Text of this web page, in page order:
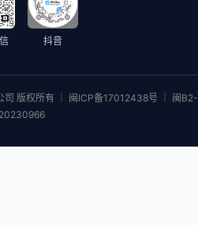
抖音
版权所有 ｜ 闽ICP备17012438号 ｜ 闽B2-
20230966